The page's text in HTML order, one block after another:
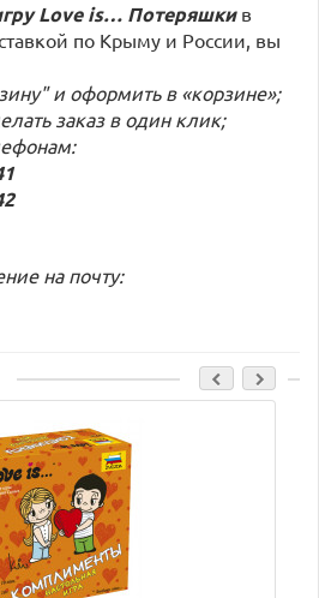
Love is… Потеряшки в
по Крыму и России, вы
и оформить в «корзине»;
заказ в один клик;
на почту: